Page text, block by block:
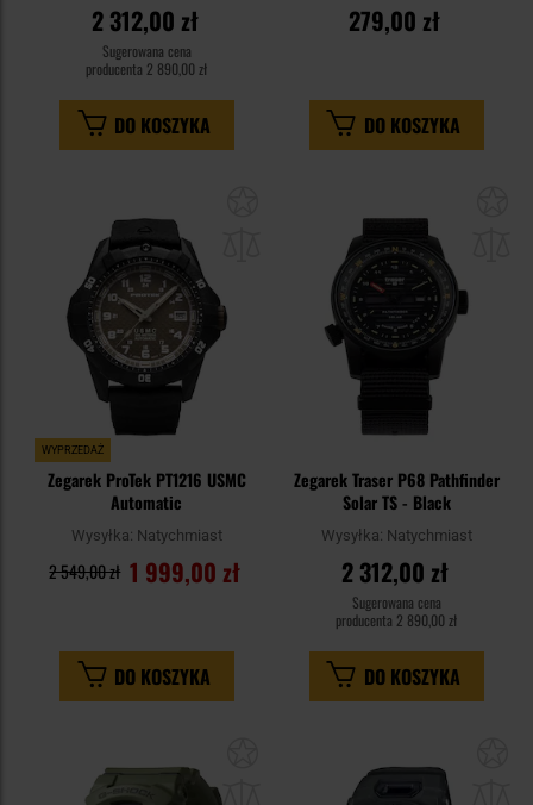
2 312,00 zł
Sugerowana cena
producenta 2 890,00 zł
DO KOSZYKA
279,00 zł
DO KOSZYKA
WYPRZEDAŻ
Zegarek ProTek PT1216 USMC
Automatic
Wysyłka: Natychmiast
1 999,00 zł
2 549,00 zł
DO KOSZYKA
Zegarek Traser P68 Pathfinder
Solar TS - Black
Wysyłka: Natychmiast
2 312,00 zł
Sugerowana cena
producenta 2 890,00 zł
DO KOSZYKA